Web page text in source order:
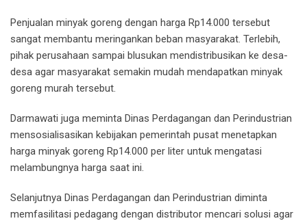
Penjualan minyak goreng dengan harga Rp14.000 tersebut
sangat membantu meringankan beban masyarakat. Terlebih,
pihak perusahaan sampai blusukan mendistribusikan ke desa-
desa agar masyarakat semakin mudah mendapatkan minyak
goreng murah tersebut.
Darmawati juga meminta Dinas Perdagangan dan Perindustrian
mensosialisasikan kebijakan pemerintah pusat menetapkan
harga minyak goreng Rp14.000 per liter untuk mengatasi
melambungnya harga saat ini.
Selanjutnya Dinas Perdagangan dan Perindustrian diminta
memfasilitasi pedagang dengan distributor mencari solusi agar